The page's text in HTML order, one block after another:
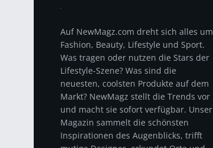
Auf NewMagz.com dreht sich alles um
Fashion, Beauty, Lifestyle und Sport.
Was tragen oder nutzen die Stars der
Lifestyle-Szene? Was sind die
neuesten, coolsten Produkte auf dem
Markt? NewMagz stellt die Trends vor
und macht sie sofort verfügbar. Unser
Magazin sammelt die schönsten
Inspirationen des Augenblicks, trifft